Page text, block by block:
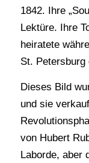
1842. Ihre
Lektüre. Ihre
heiratete
St. Petersburg
Dieses Bild
und sie
von Hubert
Laborde, aber